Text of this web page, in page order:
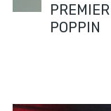
POPPIN